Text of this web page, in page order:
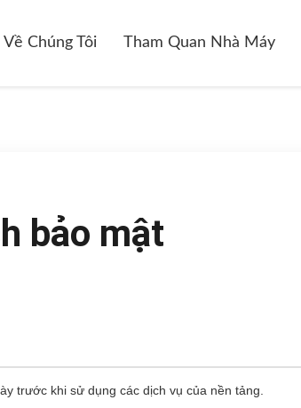
Về Chúng Tôi Tham Quan Nhà Máy
bảo mật
trước khi sử dụng các dịch vụ của nền tảng.